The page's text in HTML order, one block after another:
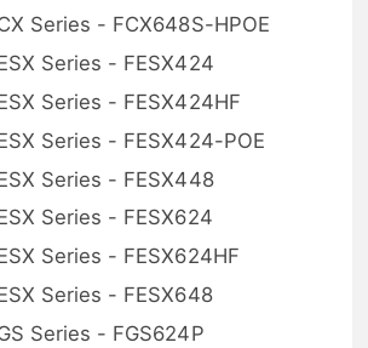
Series - FCX648S-HPOE
Series - FESX424
Series - FESX424HF
Series - FESX424-POE
Series - FESX448
Series - FESX624
Series - FESX624HF
Series - FESX648
Series - FGS624P